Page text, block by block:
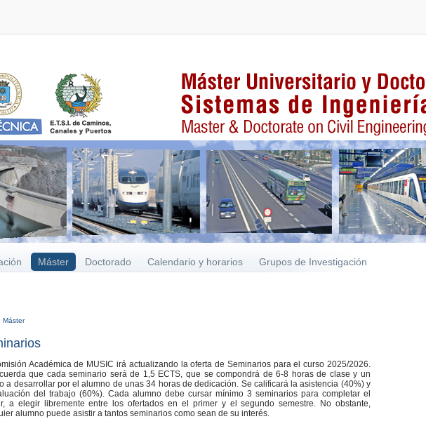
Máster Doctorado Calendario y horarios Grupos de Investigación
Máster
Académica de MUSIC irá actualizando la oferta de Seminarios para el curso 2025/2026.
que cada seminario será de 1,5 ECTS, que se compondrá de 6-8 horas de clase y un
a desarrollar por el alumno de unas 34 horas de dedicación. Se calificará la asistencia (40%) y
del trabajo (60%). Cada alumno debe cursar mínimo 3 seminarios para completar el
a elegir libremente entre los ofertados en el primer y el segundo semestre. No obstante,
alumno puede asistir a tantos seminarios como sean de su interés.